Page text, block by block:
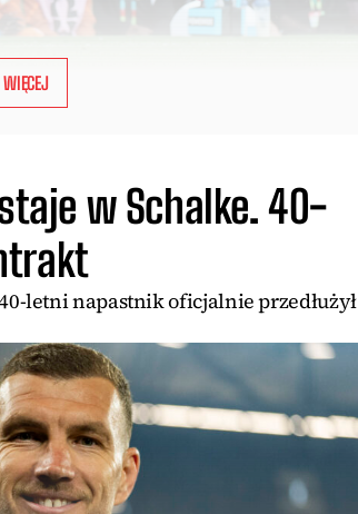
WIĘCEJ
w Schalke. 40-
letni napastnik oficjalnie przedłużył